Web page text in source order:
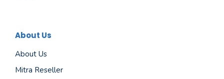
About Us
About Us
Mitra Reseller